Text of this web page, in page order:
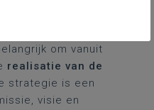
om vanuit
realisatie van de
strategie is een
visie en